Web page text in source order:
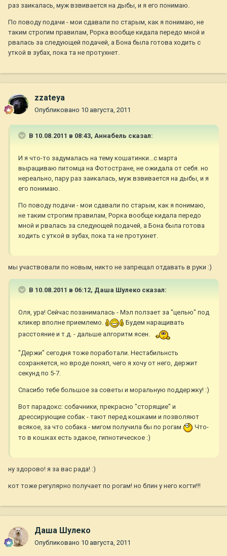
раз заикалась, муж взвивается на дыбы, и я его понимаю.
По поводу подачи - мои сдавали по старым, как я понимаю, не
таким строгим правилам, Рорка вообще кидала передо мной и
рвалась за следующей подачей, а Бона была готова ходить с
уткой в зубах, пока та не протухнет.
zzateya
Опубликовано 10 августа, 2011
В 10.08.2011 в 08:43, Aннaбель сказал:
И я что-то задумалась на тему кошатинки...с марта
выращиваю питомца на Фотостране, не ожидала от себя. но
нереально, пару раз заикалась, муж взвивается на дыбы, и я
его понимаю.
По поводу подачи - мои сдавали по старым, как я понимаю,
не таким строгим правилам, Рорка вообще кидала передо
мной и рвалась за следующей подачей, а Бона была готова
ходить с уткой в зубах, пока та не протухнет.
мы участвовали по новым, никто не запрещал отдавать в руки :)
В 10.08.2011 в 06:12, Даша Шулеко сказал:
Оля, ура! Сейчас позанималась - Мэл ползает за "целью" под
кликер вполне приемлемо.
Будем наращивать
расстояние и т.д. - дальше алгоритм ясен.
"Держи" сегодня тоже поработали. Нестабильнсть
сохраняется, но вроде понял, чего я хочу от него, держит
секунд по 5-7.
Спасибо тебе большое за советы и моральную поддержку! :)
Вот парадокс: собачники, прекрасно "сторящие" и
дрессирующие собак - тают перед кошками и позволяют
всякое, за что собака - мигом получила бы по рогам
Что-
то в кошках есть эдакое, гипнотическое :)
ну здорово! я за вас рада! :)
кот тоже регулярно получает по рогам! но блин у него когти!!!
Даша Шулеко
Опубликовано 10 августа, 2011